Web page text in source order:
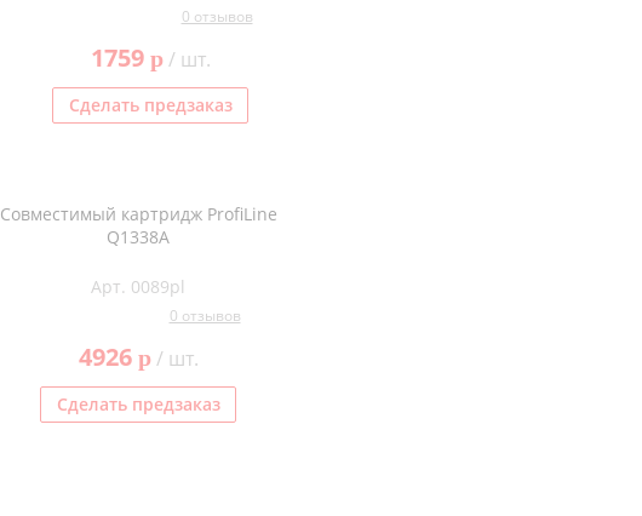
0 отзывов
1759 p/ шт.
Сделать предзаказ
Совместимый картридж ProfiLine
Q1338A
Арт. 0089pl
0 отзывов
4926 p/ шт.
Сделать предзаказ